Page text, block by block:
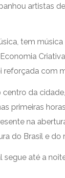
artistas
tem
reforçada com
da
primeiras
na
do Brasil e do
segue até a